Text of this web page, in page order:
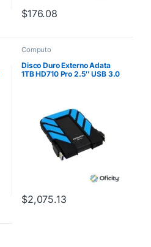
$176.08
Computo
Disco Duro Externo Adata
1TB HD710 Pro 2.5″ USB 3.0
$2,075.13